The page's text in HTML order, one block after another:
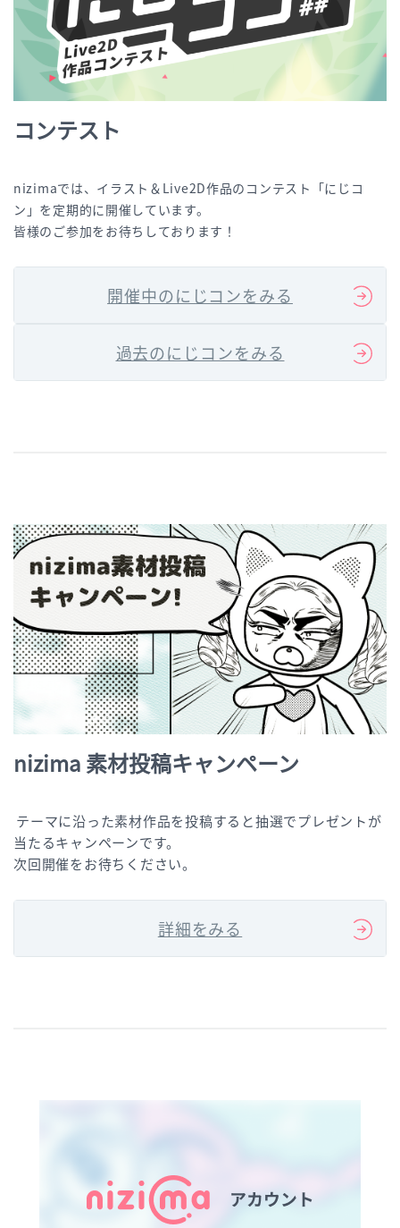
コンテスト
nizimaでは、イラスト＆Live2D作品のコンテスト「にじコ
ン」を定期的に開催しています。
皆様のご参加をお待ちしております！
開催中のにじコンをみる
過去のにじコンをみる
nizima 素材投稿キャンペーン
テーマに沿った素材作品を投稿すると抽選でプレゼントが
当たるキャンペーンです。
次回開催をお待ちください。
詳細をみる